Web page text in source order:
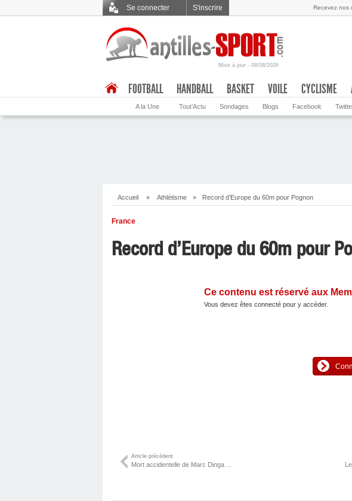
Se connecter S'inscrire Recevez nos
Mise à jour - 08/08/2026
A la Une Tout’Actu Sondages Blogs Facebook
FOOTBALL HANDBALL BASKET VOILE CYCLISME
Accueil » Athlétisme » Record d’Europe du 60m pour Pognon
France
Record d’Europe du 60m pour
Ce contenu est réservé aux
Vous devez êtes connecté pour y accéder.
Article précédent
Mort accidentelle de Marc Dinga ...